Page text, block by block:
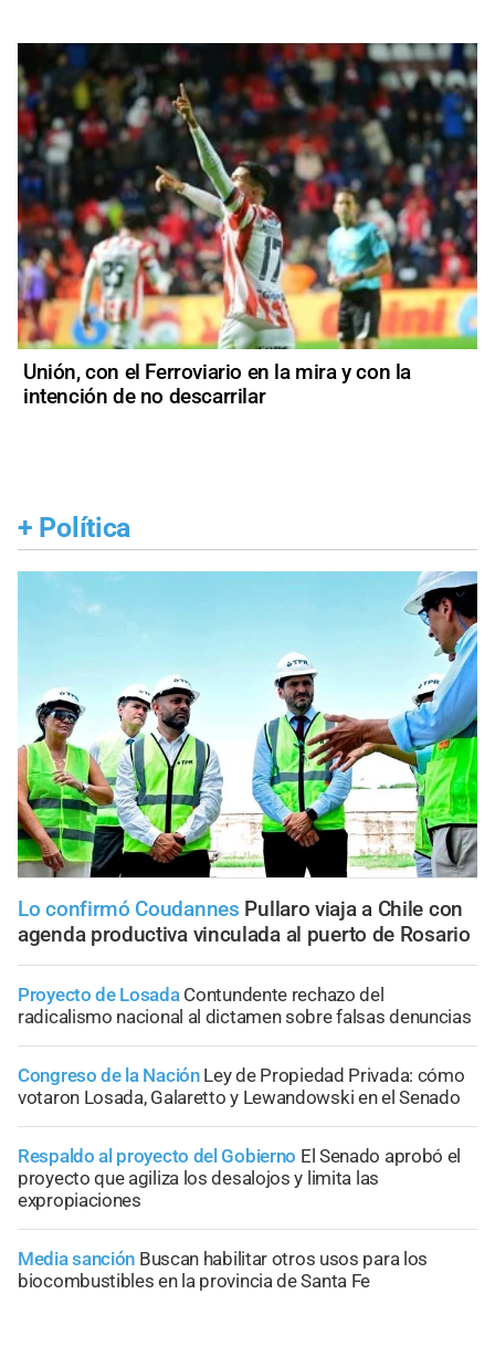
Unión, con el Ferroviario en la mira y con la
intención de no descarrilar
+ Política
Lo confirmó Coudannes Pullaro viaja a Chile con
agenda productiva vinculada al puerto de Rosario
Proyecto de Losada Contundente rechazo del
radicalismo nacional al dictamen sobre falsas denuncias
Congreso de la Nación Ley de Propiedad Privada: cómo
votaron Losada, Galaretto y Lewandowski en el Senado
Respaldo al proyecto del Gobierno El Senado aprobó el
proyecto que agiliza los desalojos y limita las
expropiaciones
Media sanción Buscan habilitar otros usos para los
biocombustibles en la provincia de Santa Fe